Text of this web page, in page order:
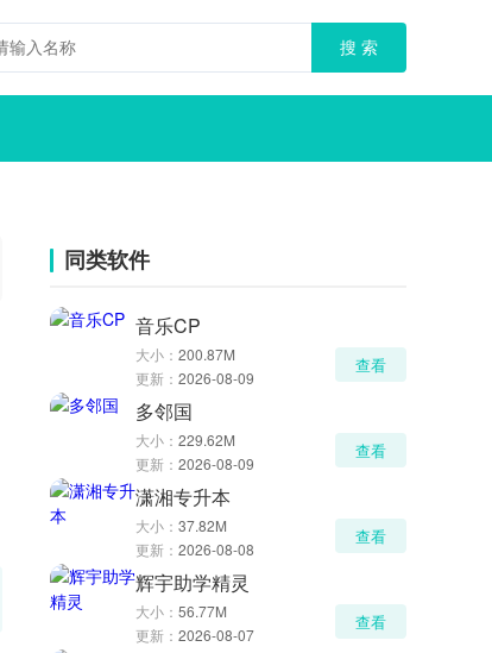
同类软件
音乐CP
大小： 200.87M
更新： 2026-08-09
查看
多邻国
大小： 229.62M
更新： 2026-08-09
查看
潇湘专升本
大小： 37.82M
更新： 2026-08-08
查看
辉宇助学精灵
大小： 56.77M
更新： 2026-08-07
查看